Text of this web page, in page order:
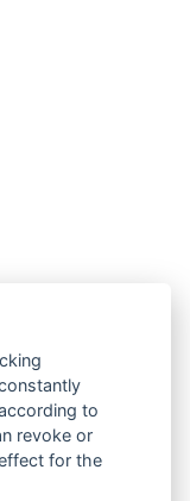
to
revoke or
for the